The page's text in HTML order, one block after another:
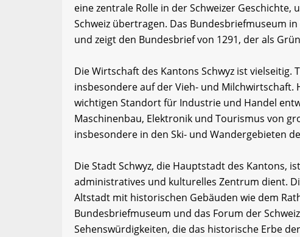
eine zentrale Rolle in der Schweizer
Schweiz übertragen. Das Bundesbriefmuseum
und zeigt den Bundesbrief von 1291, der als
Die Wirtschaft des Kantons Schwyz ist
insbesondere auf der Vieh- und Milchwirtschaft.
wichtigen Standort für Industrie und Handel
Maschinenbau, Elektronik und Tourismus von
insbesondere in den Ski- und Wandergebieten
Die Stadt Schwyz, die Hauptstadt des Kantons,
administratives und kulturelles Zentrum dient.
Altstadt mit historischen Gebäuden wie dem
Bundesbriefmuseum und das Forum der
Sehenswürdigkeiten, die das historische Erbe